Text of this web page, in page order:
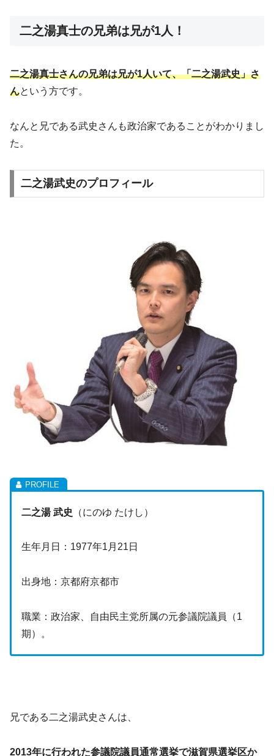
二之湯真士の兄弟は兄が1人！
二之湯真士さんの兄弟は兄が1人いて、「二之湯武史」さ
んという方です。
なんと兄である武史さんも政治家であることがわかりまし
た。
二之湯武史のプロフィール
二之湯 武史 （にのゆ たけし）
生年月日：1977年1月21日
出身地：京都府京都市
職業：政治家、自由民主党所属の元参議院議員（1
期）。
兄である二之湯武史さんは、
2013年に行われた参議院議員通常選挙で滋賀県選挙区か